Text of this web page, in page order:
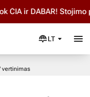
ČIA ir DABAR! Stojimo
LT
vertinimas